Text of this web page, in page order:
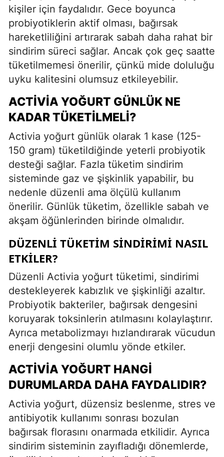
kişiler için faydalıdır. Gece boyunca
probiyotiklerin aktif olması, bağırsak
hareketliliğini artırarak sabah daha rahat bir
sindirim süreci sağlar. Ancak çok geç saatte
tüketilmemesi önerilir, çünkü mide doluluğu
uyku kalitesini olumsuz etkileyebilir.
ACTIVIA YOĞURT GÜNLÜK NE
KADAR TÜKETILMELI?
Activia yoğurt günlük olarak 1 kase (125-
150 gram) tüketildiğinde yeterli probiyotik
desteği sağlar. Fazla tüketim sindirim
sisteminde gaz ve şişkinlik yapabilir, bu
nedenle düzenli ama ölçülü kullanım
önerilir. Günlük tüketim, özellikle sabah ve
akşam öğünlerinden birinde olmalıdır.
DÜZENLI TÜKETIM SINDIRIMI NASIL
ETKILER?
Düzenli Activia yoğurt tüketimi, sindirimi
destekleyerek kabızlık ve şişkinliği azaltır.
Probiyotik bakteriler, bağırsak dengesini
koruyarak toksinlerin atılmasını kolaylaştırır.
Ayrıca metabolizmayı hızlandırarak vücudun
enerji dengesini olumlu yönde etkiler.
ACTIVIA YOĞURT HANGI
DURUMLARDA DAHA FAYDALIDIR?
Activia yoğurt, düzensiz beslenme, stres ve
antibiyotik kullanımı sonrası bozulan
bağırsak florasını onarmada etkilidir. Ayrıca
sindirim sisteminin zayıfladığı dönemlerde,